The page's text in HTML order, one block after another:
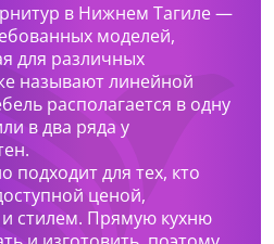
в Нижнем Тагиле —
моделей,
для различных
называют линейной
располагается в одну
в два ряда у
подходит для тех, кто
ценой,
стилем. Прямую кухню
проспект, 1
62